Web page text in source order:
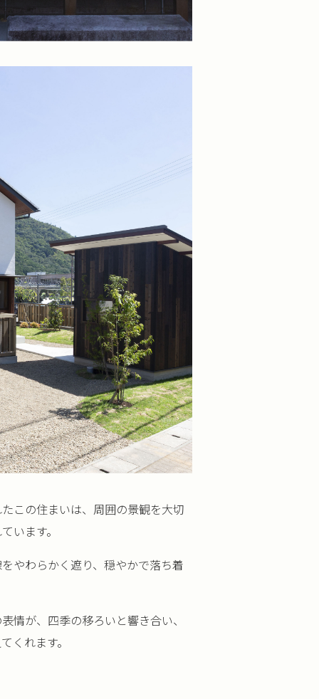
この住まいは、周囲の景観を大切
います。
やわらかく遮り、穏やかで落ち着
情が、四季の移ろいと響き合い、
くれます。